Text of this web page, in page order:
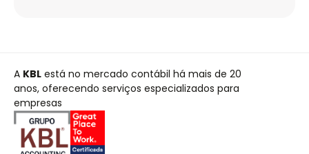
A KBL está no mercado contábil há mais de 20
anos, oferecendo serviços especializados para
empresas